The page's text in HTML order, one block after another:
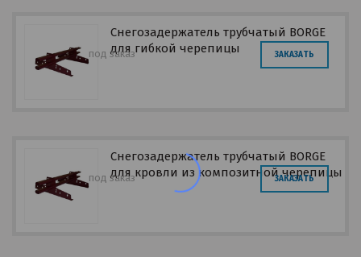
Снегозадержатель трубчатый BORGE
для гибкой черепицы
под заказ ЗАКАЗАТЬ
Снегозадержатель трубчатый BORGE
для кровли из композитной черепицы
под заказ ЗАКАЗАТЬ